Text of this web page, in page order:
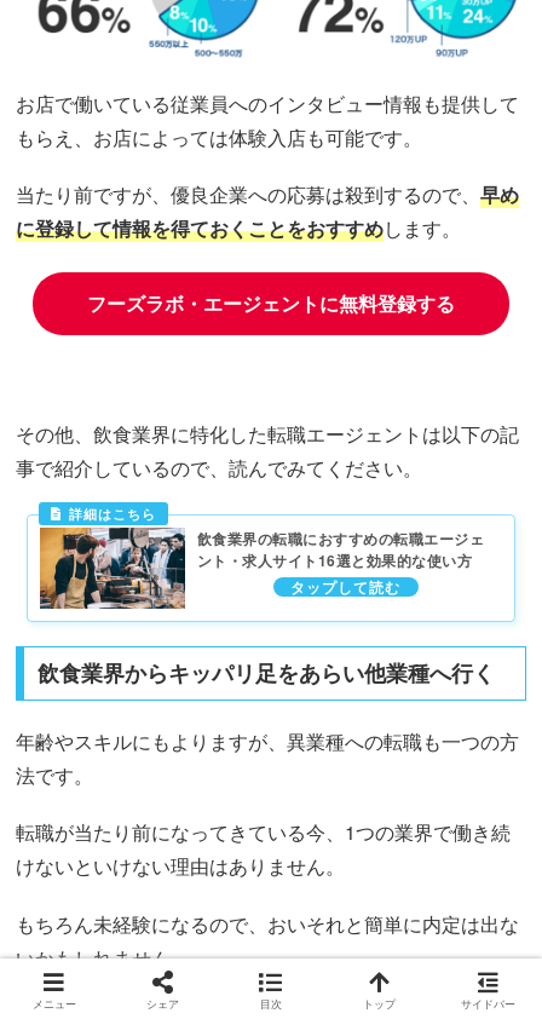
お店で働いている従業員へのインタビュー情報も提供して
もらえ、お店によっては体験入店も可能です。
当たり前ですが、優良企業への応募は殺到するので、早め
に登録して情報を得ておくことをおすすめします。
フーズラボ・エージェントに無料登録する
その他、飲食業界に特化した転職エージェントは以下の記
事で紹介しているので、読んでみてください。
飲食業界の転職におすすめの転職エージェ
ント・求人サイト16選と効果的な使い方
飲食業界からキッパリ足をあらい他業種へ行く
年齢やスキルにもよりますが、異業種への転職も一つの方
法です。
転職が当たり前になってきている今、1つの業界で働き続
けないといけない理由はありません。
もちろん未経験になるので、おいそれと簡単に内定は出な
いかもしれません。
メニュー シェア 目次 トップ サイドバー